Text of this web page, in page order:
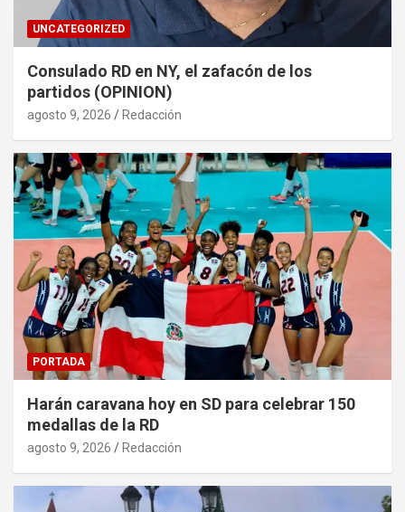
UNCATEGORIZED
Consulado RD en NY, el zafacón de los
partidos (OPINION)
agosto 9, 2026 Redacción
PORTADA
Harán caravana hoy en SD para celebrar 150
medallas de la RD
agosto 9, 2026 Redacción